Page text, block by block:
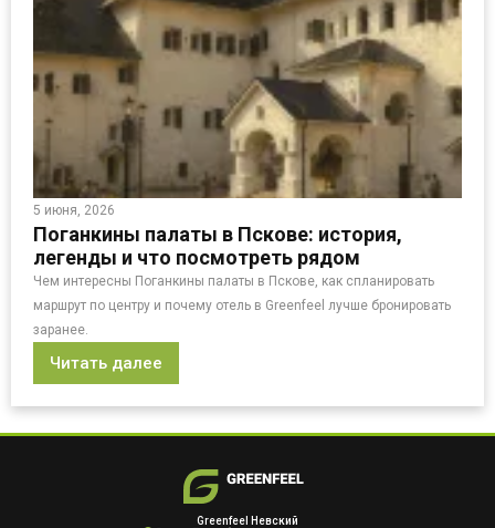
5 июня, 2026
Поганкины палаты в Пскове: история,
легенды и что посмотреть рядом
Чем интересны Поганкины палаты в Пскове, как спланировать
маршрут по центру и почему отель в Greenfeel лучше бронировать
заранее.
Читать далее
Greenfeel Невский